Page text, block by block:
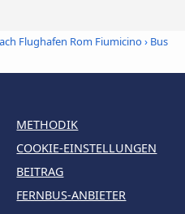
Flughafen Rom Fiumicino› Bus
METHODIK
COOKIE-EINSTELLUNGEN
BEITRAG
FERNBUS-ANBIETER